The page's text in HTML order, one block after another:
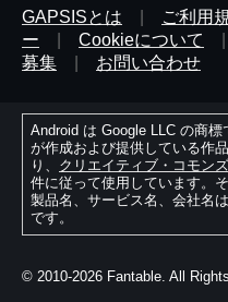
GAPSISとは ご利用
ー
Cookieについて
募集
お問い合わせ
Android は Google LLC の商
が作成および提供している作
り、 クリエイティブ・コモン
件に従って使用しています。
製品名、サービス名、会社名
です。
© 2010-2026 Fantable. All